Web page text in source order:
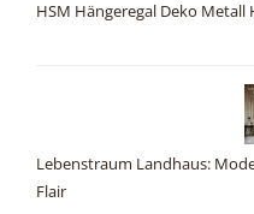
HSM Hängeregal Deko Metall
Lebenstraum Landhaus:
Flair